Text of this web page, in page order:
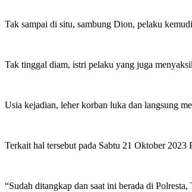
Tak sampai di situ, sambung Dion, pelaku
Tak tinggal diam, istri pelaku yang juga
Usia kejadian, leher korban luka dan langsung
Terkait hal tersebut pada Sabtu 21 Oktober 2023
“Sudah ditangkap dan saat ini berada di